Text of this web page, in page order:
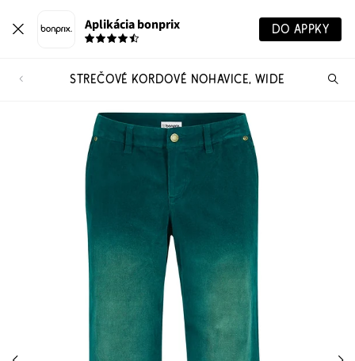
Aplikácia bonprix DO APPKY
STREČOVÉ KORDOVÉ NOHAVICE, WIDE